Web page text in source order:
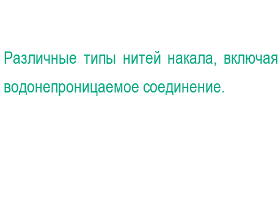
Различные типы нитей накала, включая
водонепроницаемое соединение.